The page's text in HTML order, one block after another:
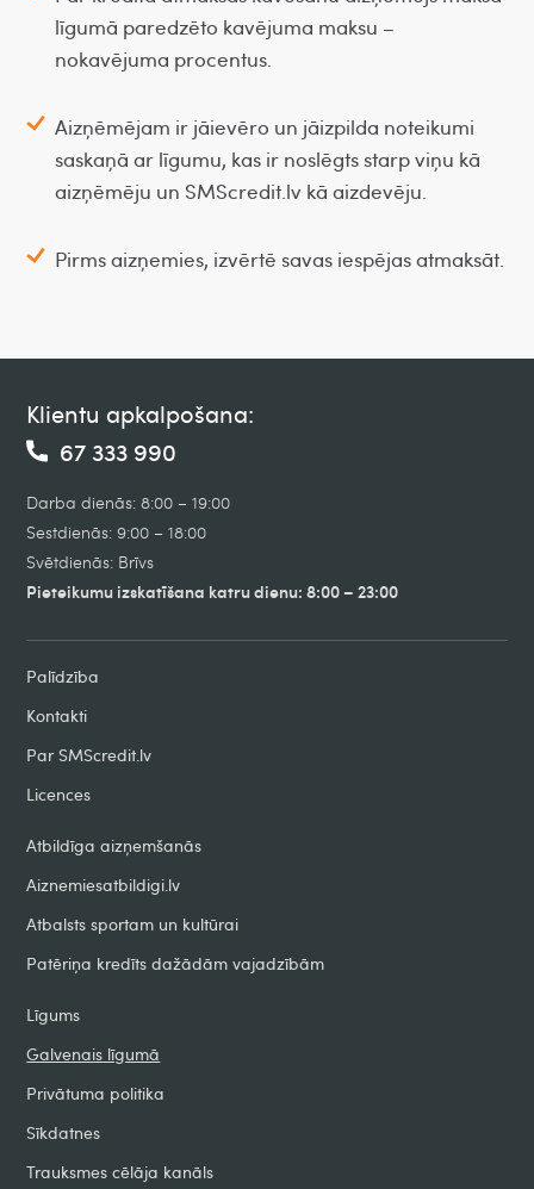
līgumā paredzēto kavējuma maksu –
nokavējuma procentus.
Aizņēmējam ir jāievēro un jāizpilda noteikumi
saskaņā ar līgumu, kas ir noslēgts starp viņu kā
aizņēmēju un SMScredit.lv kā aizdevēju.
Pirms aizņemies, izvērtē savas iespējas atmaksāt.
Klientu apkalpošana:
67 333 990
Darba dienās: 8:00 – 19:00
Sestdienās: 9:00 – 18:00
Svētdienās: Brīvs
Pieteikumu izskatīšana katru dienu: 8:00 – 23:00
Palīdzība
Kontakti
Par SMScredit.lv
Licences
Atbildīga aizņemšanās
Aiznemiesatbildigi.lv
Atbalsts sportam un kultūrai
Patēriņa kredīts dažādām vajadzībām
Līgums
Galvenais līgumā
Privātuma politika
Sīkdatnes
Trauksmes cēlāja kanāls